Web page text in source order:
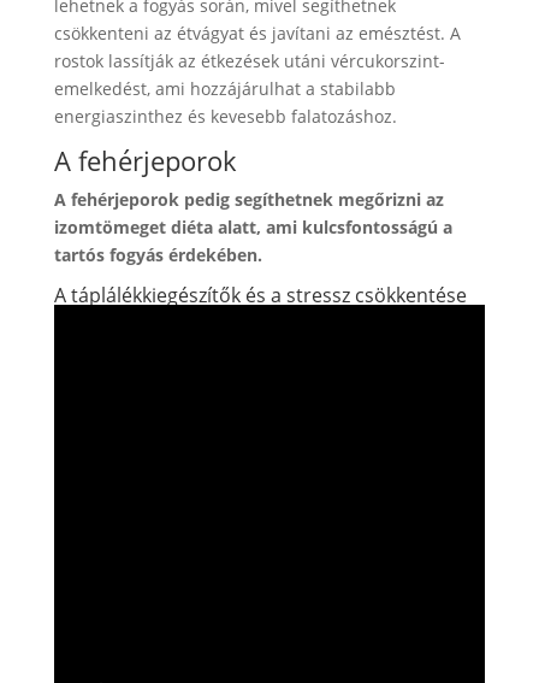
lehetnek a fogyás során, mivel segíthetnek
csökkenteni az étvágyat és javítani az emésztést. A
rostok lassítják az étkezések utáni vércukorszint-
emelkedést, ami hozzájárulhat a stabilabb
energiaszinthez és kevesebb falatozáshoz.
A fehérjeporok
A fehérjeporok pedig segíthetnek megőrizni az
izomtömeget diéta alatt, ami kulcsfontosságú a
tartós fogyás érdekében.
A táplálékkiegészítők és a stressz csökkentése